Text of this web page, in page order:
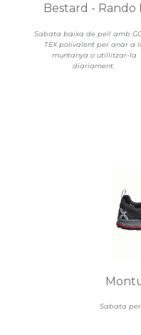
Sabata baixa de pell amb
TEX polivalent per anar a
muntanya o utillitzar-la
diariament.
Bestard - Rando
Sabata